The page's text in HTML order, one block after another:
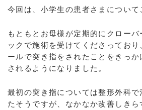
今回は、小学生の患者さまについて
もともとお母様が定期的にクローバ
ックで施術を受けてくださってお
ールで突き指をされたことをきっ
されるようになりました。
最初の突き指については整形外科
たそうですが、なかなか改善しき